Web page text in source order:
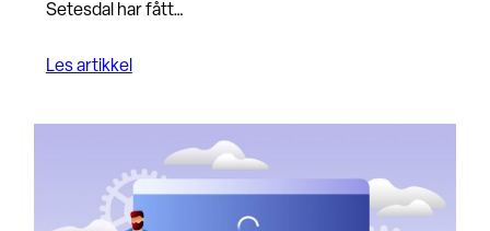
Setesdal har fått…
Les artikkel